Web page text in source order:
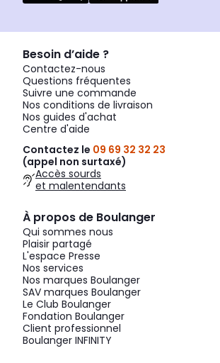
Besoin d’aide ?
Contactez-nous
Questions fréquentes
Suivre une commande
Nos conditions de livraison
Nos guides d'achat
Centre d'aide
Contactez le 09 69 32 32 23
(appel non surtaxé)
Accès sourds
et malentendants
À propos de Boulanger
Qui sommes nous
Plaisir partagé
L'espace Presse
Nos services
Nos marques Boulanger
SAV marques Boulanger
Le Club Boulanger
Fondation Boulanger
Client professionnel
Boulanger INFINITY